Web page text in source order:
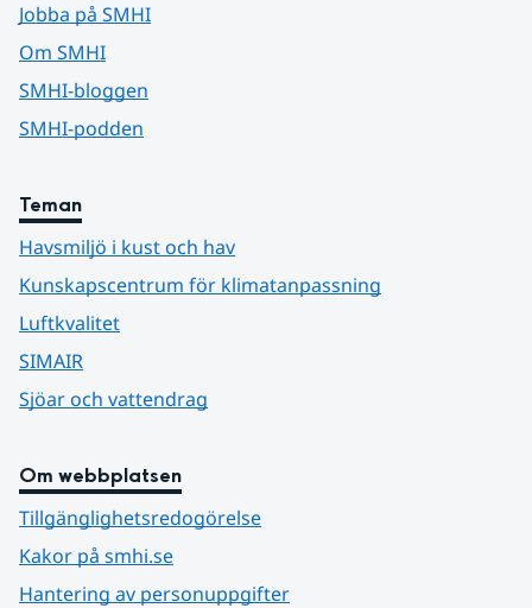
Jobba på SMHI
Om SMHI
SMHI-bloggen
SMHI-podden
Teman
Havsmiljö i kust och hav
Kunskapscentrum för klimatanpassning
Luftkvalitet
SIMAIR
Sjöar och vattendrag
Om webbplatsen
Tillgänglighetsredogörelse
Kakor på smhi.se
Hantering av personuppgifter